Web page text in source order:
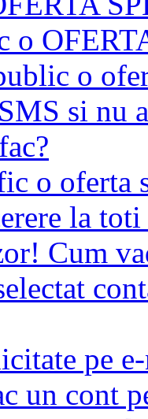
o
o
si nu
o oferta
la
Cum
pe
un cont